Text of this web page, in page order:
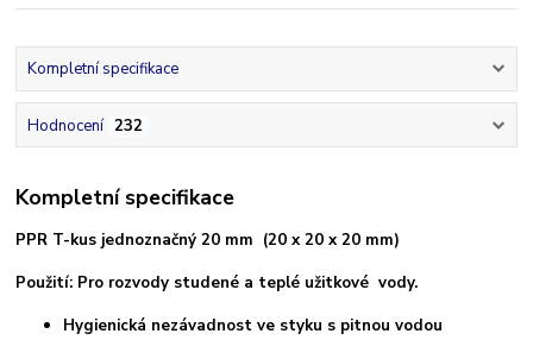
Kompletní specifikace
Hodnocení 232
Kompletní specifikace
PPR T-kus jednoznačný 20 mm (20 x 20 x 20 mm)
Použití: Pro rozvody studené a teplé užitkové vody.
Hygienická nezávadnost ve styku s pitnou vodou